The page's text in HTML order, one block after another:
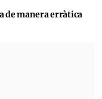
de manera erràtica